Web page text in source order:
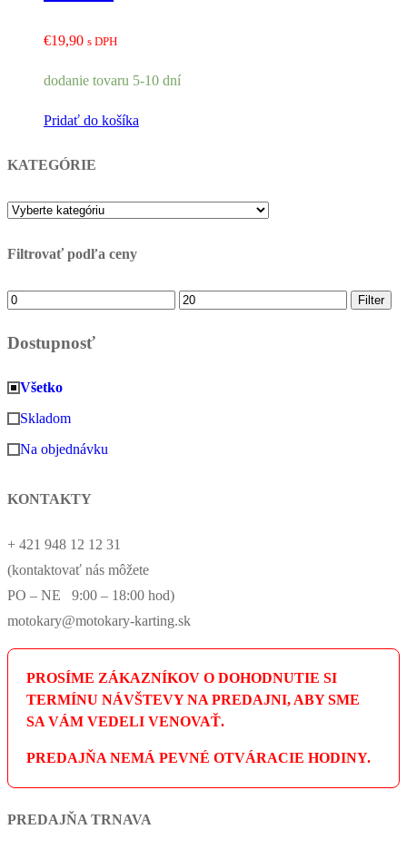
€19,90 s DPH
dodanie tovaru 5-10 dní
Pridať do košíka
KATEGÓRIE
Filtrovať podľa ceny
Minimálna
Maximálna
Filter
Dostupnosť
Všetko
Skladom
Na objednávku
KONTAKTY
+ 421 948 12 12 31
(kontaktovať nás môžete
PO – NE 9:00 – 18:00 hod)
motokary@motokary-karting.sk
PROSÍME ZÁKAZNÍKOV O DOHODNUTIE SI
TERMÍNU NÁVŠTEVY NA PREDAJNI, ABY SME
SA VÁM VEDELI VENOVAŤ.
PREDAJŇA NEMÁ PEVNÉ OTVÁRACIE HODINY.
PREDAJŇA TRNAVA